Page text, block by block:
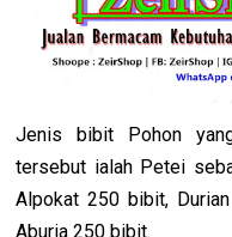
Jenis bibit Pohon
tersebut ialah Petei
Alpokat 250 bibit,
Aburia 250 bibit.